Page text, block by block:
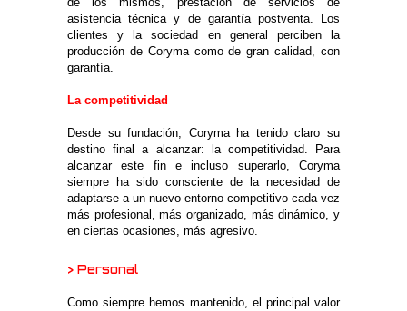
asistencia técnica y de garantía postventa. Los
clientes y la sociedad en general perciben la
producción de Coryma como de gran calidad, con
garantía.
La competitividad
Desde su fundación, Coryma ha tenido claro su
destino final a alcanzar: la competitividad. Para
alcanzar este fin e incluso superarlo, Coryma
siempre ha sido consciente de la necesidad de
adaptarse a un nuevo entorno competitivo cada vez
más profesional, más organizado, más dinámico, y
en ciertas ocasiones, más agresivo.
> Personal
Como siempre hemos mantenido, el principal valor